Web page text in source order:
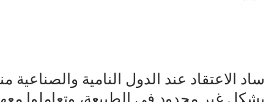
ساد الاعتقاد عند الدول النامية والصناعية